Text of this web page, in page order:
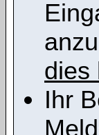
dies
Ihr